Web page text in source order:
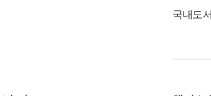
국내도